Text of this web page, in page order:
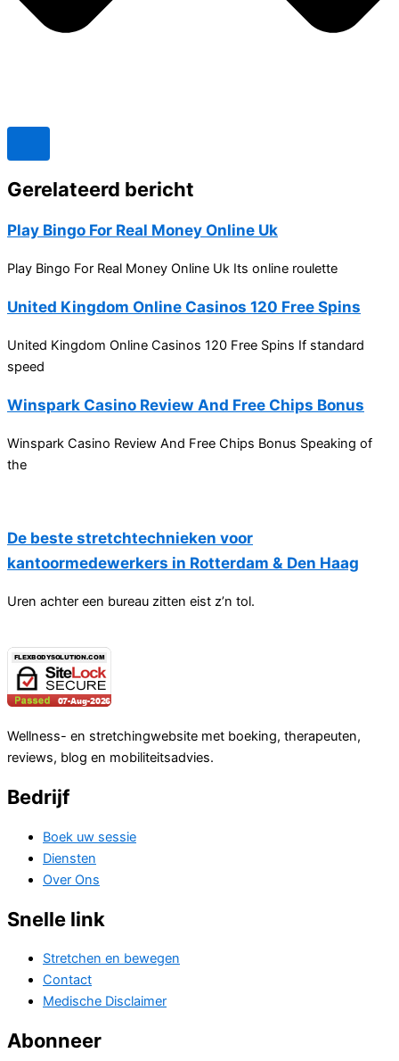
Gerelateerd bericht
Play Bingo For Real Money Online Uk
Play Bingo For Real Money Online Uk Its online roulette
United Kingdom Online Casinos 120 Free Spins
United Kingdom Online Casinos 120 Free Spins If standard
speed
Winspark Casino Review And Free Chips Bonus
Winspark Casino Review And Free Chips Bonus Speaking of
the
De beste stretchtechnieken voor
kantoormedewerkers in Rotterdam & Den Haag
Uren achter een bureau zitten eist z’n tol.
Wellness- en stretchingwebsite met boeking, therapeuten,
reviews, blog en mobiliteitsadvies.
Bedrijf
Boek uw sessie
Diensten
Over Ons
Snelle link
Stretchen en bewegen
Contact
Medische Disclaimer
Abonneer